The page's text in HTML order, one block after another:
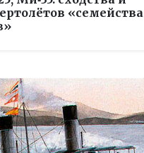
«семейства